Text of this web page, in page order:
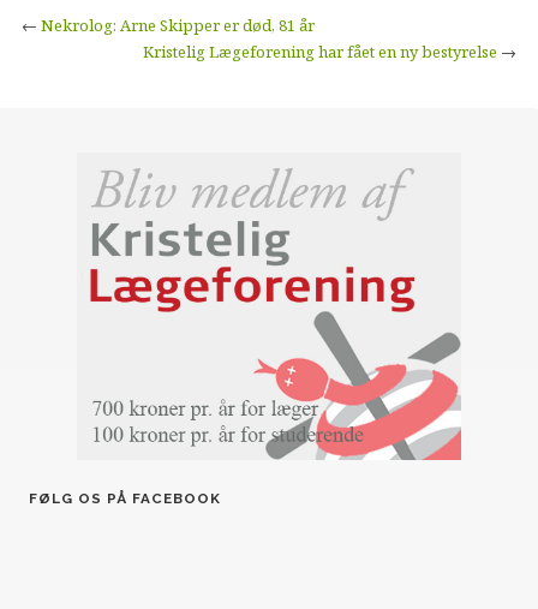
← Nekrolog: Arne Skipper er død, 81 år
Kristelig Lægeforening har fået en ny bestyrelse →
FØLG OS PÅ FACEBOOK